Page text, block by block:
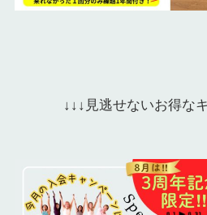
↓↓↓見逃せないお得な